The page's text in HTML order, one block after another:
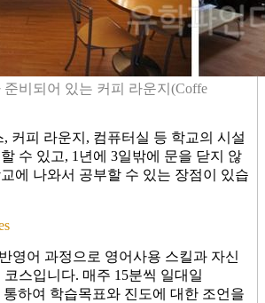
비되어 있는 커피 라운지(Coffe
커피 라운지, 컴퓨터실 등 학교의 시설
수 있고, 1년에 3일밖에 문을 닫지 않
에 나와서 공부할 수 있는 장점이 있습
영어 과정으로 영어사용 스킬과 자신
스입니다. 매주 15분씩 일대일
통하여 학습목표와 진도에 대한 조언을